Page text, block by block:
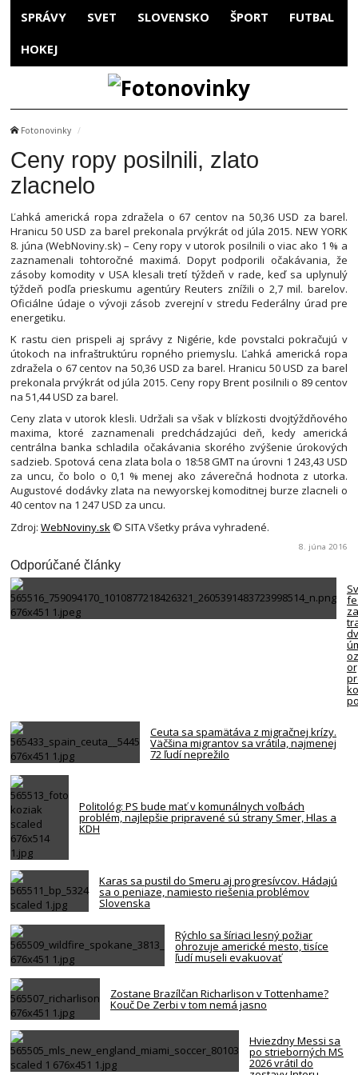
SPRÁVY SVET SLOVENSKO ŠPORT FUTBAL
HOKEJ
Fotonovinky
Ceny ropy posilnili, zlato
zlacnelo
Ľahká americká ropa zdražela o 67 centov na 50,36 USD za barel.
Hranicu 50 USD za barel prekonala prvýkrát od júla 2015. NEW YORK
8. júna (WebNoviny.sk) – Ceny ropy v utorok posilnili o viac ako 1 % a
zaznamenali tohtoročné maximá. Dopyt podporili očakávania, že
zásoby komodity v USA klesali tretí týždeň v rade, keď sa uplynulý
týždeň podľa prieskumu agentúry Reuters znížili o 2,7 mil. barelov.
Oficiálne údaje o vývoji zásob zverejní v stredu Federálny úrad pre
energetiku.
K rastu cien prispeli aj správy z Nigérie, kde povstalci pokračujú v
útokoch na infraštruktúru ropného priemyslu. Ľahká americká ropa
zdražela o 67 centov na 50,36 USD za barel. Hranicu 50 USD za barel
prekonala prvýkrát od júla 2015. Ceny ropy Brent posilnili o 89 centov
na 51,44 USD za barel.
Ceny zlata v utorok klesli. Udržali sa však v blízkosti dvojtýždňového
maxima, ktoré zaznamenali predchádzajúci deň, kedy americká
centrálna banka schladila očakávania skorého zvýšenie úrokových
sadzieb. Spotová cena zlata bola o 18:58 GMT na úrovni 1 243,43 USD
za uncu, čo bolo o 0,1 % menej ako záverečná hodnota z utorka.
Augustové dodávky zlata na newyorskej komoditnej burze zlacneli o
40 centov na 1 247 USD za uncu.
Zdroj: WebNoviny.sk © SITA Všetky práva vyhradené.
8. júna 2016
Odporúčané články
Ceuta sa spamätáva z migračnej krízy.
Väčšina migrantov sa vrátila, najmenej
72 ľudí neprežilo
Politológ: PS bude mať v komunálnych voľbách
problém, najlepšie pripravené sú strany Smer, Hlas a
KDH
Karas sa pustil do Smeru aj progresívcov. Hádajú
sa o peniaze, namiesto riešenia problémov
Slovenska
Rýchlo sa šíriaci lesný požiar
ohrozuje americké mesto, tisíce
ľudí museli evakuovať
Zostane Brazílčan Richarlison v Tottenhame?
Kouč De Zerbi v tom nemá jasno
Hviezdny Messi sa
po strieborných MS
2026 vrátil do